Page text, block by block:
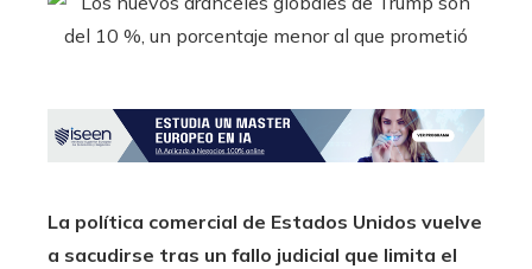
La política comercial de Estados Unidos vuelve
a sacudirse tras un fallo judicial que limita el